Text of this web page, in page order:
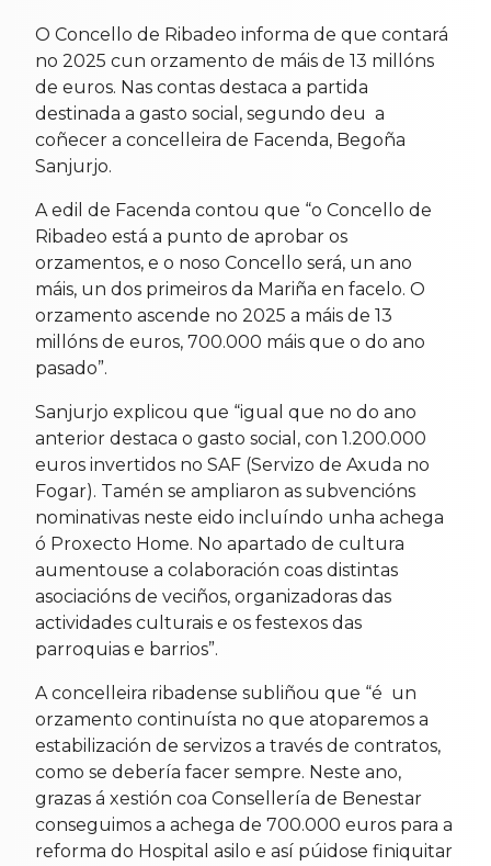
O Concello de Ribadeo informa de que contará
no 2025 cun orzamento de máis de 13 millóns
de euros. Nas contas destaca a partida
destinada a gasto social, segundo deu a
coñecer a concelleira de Facenda, Begoña
Sanjurjo.
A edil de Facenda contou que “o Concello de
Ribadeo está a punto de aprobar os
orzamentos, e o noso Concello será, un ano
máis, un dos primeiros da Mariña en facelo. O
orzamento ascende no 2025 a máis de 13
millóns de euros, 700.000 máis que o do ano
pasado”.
Sanjurjo explicou que “igual que no do ano
anterior destaca o gasto social, con 1.200.000
euros invertidos no SAF (Servizo de Axuda no
Fogar). Tamén se ampliaron as subvencións
nominativas neste eido incluíndo unha achega
ó Proxecto Home. No apartado de cultura
aumentouse a colaboración coas distintas
asociacións de veciños, organizadoras das
actividades culturais e os festexos das
parroquias e barrios”.
A concelleira ribadense subliñou que “é un
orzamento continuísta no que atoparemos a
estabilización de servizos a través de contratos,
como se debería facer sempre. Neste ano,
grazas á xestión coa Consellería de Benestar
conseguimos a achega de 700.000 euros para a
reforma do Hospital asilo e así púidose finiquitar